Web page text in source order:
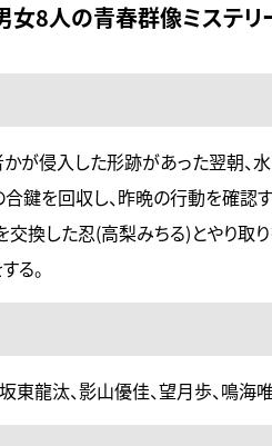
女8人の青春群像ミステリ
が侵入した形跡があった翌朝
鍵を回収し、昨晩の行動を確認
換した忍(高梨みちる)とやり取
る。
東龍汰、影山優佳、望月歩、鳴海